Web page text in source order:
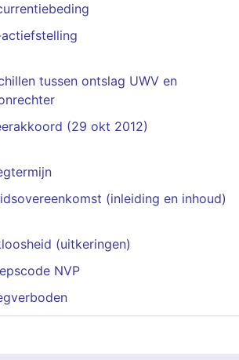
tussen ontslag UWV en
(29 okt 2012)
(inleiding en inhoud)
(uitkeringen)
NVP